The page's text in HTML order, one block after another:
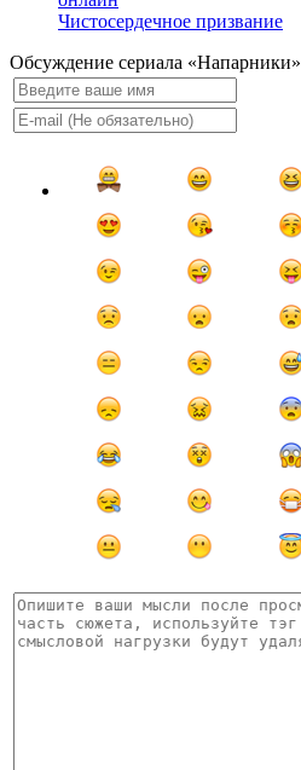
Чистосердечное призвание
Обсуждение сериала «Напарники»